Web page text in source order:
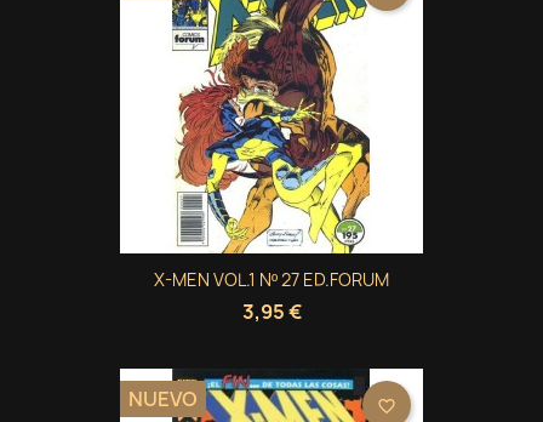
X-MEN VOL.1 Nº 27 ED.FORUM
3,95 €
NUEVO favorite_border